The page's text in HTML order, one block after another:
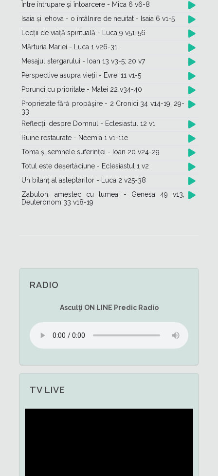
Între întrupare și întoarcere - Mica 6 v6-8
Isaia și Iehova - o întâlnire de neuitat - Isaia 6 v1-5
Lecții de viață spirituală - Luca 9 v51-56
Mărturia Mariei - Luca 1 v26-31
Mesajul ștergarului - Ioan 13 v3-5; 20 v7
Perspective asupra vieții - Evrei 11 v1-5
Porunci cu prioritate - Matei 22 v34-40
Proprietate fără propăşire - 2 Cronici 34 v14-19, 29-
33
Reflecții despre Domnul - Eclesiastul 12 v1
Ruine restaurate - Neemia 1 v1-11e
Toma și semnele suferinței - Ioan 20 v24-29
Totul este deșertăciune - Eclesiastul 1 v2
Un bilanț al așteptărilor - Luca 2 v25-38
Zabulon, amestec cu lumea - Genesa 49 v13,
Deuteronom 33 v18-19
RADIO
Asculţi ON LINE Predic Radio
TV LIVE